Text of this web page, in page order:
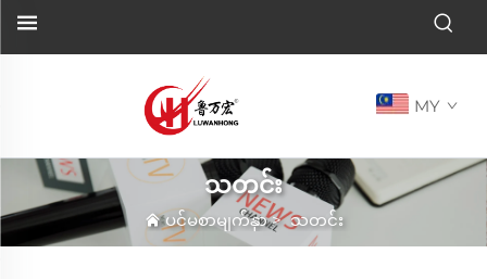
MY
သတင်း
ပင်မစာမျက်နှာ>သတင်း